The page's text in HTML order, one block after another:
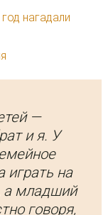
нагадали
—
и я. У
играть на
а младший
говоря,